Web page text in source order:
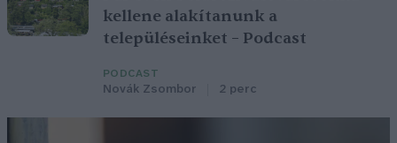
kellene alakítanunk a
településeinket – Podcast
PODCAST
Novák Zsombor 2 perc